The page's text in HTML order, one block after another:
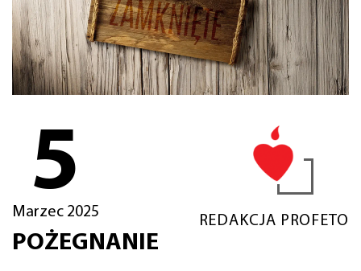
5
Marzec 2025
REDAKCJA PROFETO
POŻEGNANIE